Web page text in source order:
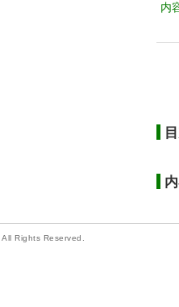
内
Rights Reserved.